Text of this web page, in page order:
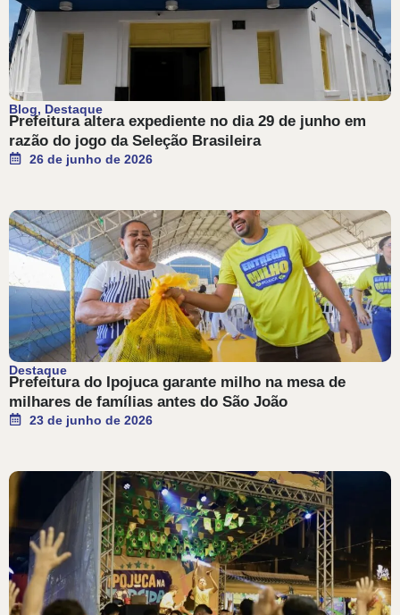
Blog, Destaque
Prefeitura altera expediente no dia 29 de junho em
razão do jogo da Seleção Brasileira
26 de junho de 2026
Destaque
Prefeitura do Ipojuca garante milho na mesa de
milhares de famílias antes do São João
23 de junho de 2026